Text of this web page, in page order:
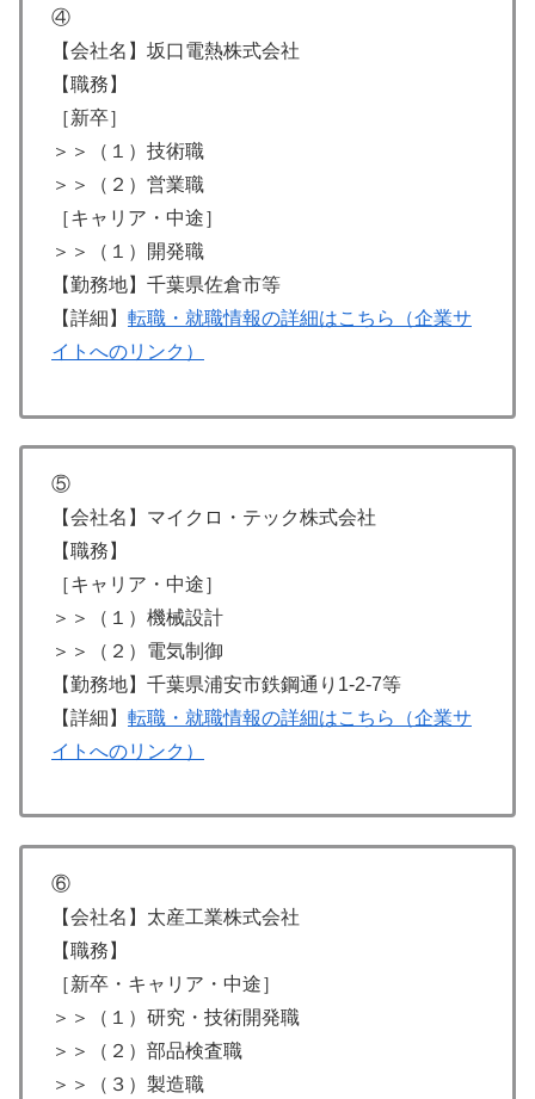
④
【会社名】坂口電熱株式会社
【職務】
［新卒］
＞＞（１）技術職
＞＞（２）営業職
［キャリア・中途］
＞＞（１）開発職
【勤務地】千葉県佐倉市等
【詳細】 転職・就職情報の詳細はこちら（企業サ
イトへのリンク）
⑤
【会社名】マイクロ・テック株式会社
【職務】
［キャリア・中途］
＞＞（１）機械設計
＞＞（２）電気制御
【勤務地】千葉県浦安市鉄鋼通り1-2-7等
【詳細】 転職・就職情報の詳細はこちら（企業サ
イトへのリンク）
⑥
【会社名】太産工業株式会社
【職務】
［新卒・キャリア・中途］
＞＞（１）研究・技術開発職
＞＞（２）部品検査職
＞＞（３）製造職